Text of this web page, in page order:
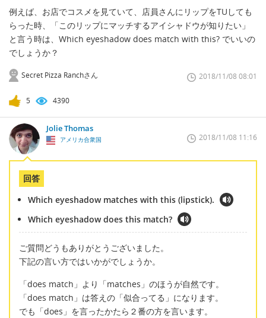
例えば、お店でコスメを見ていて、店員さんにリップをTUしても
らった時、「このリップにマッチするアイシャドウが知りたい」
と言う時は、Which eyeshadow does match with this? でいいの
でしょうか？
Secret Pizza Ranchさん 2018/11/08 08:01
5 4390
Jolie Thomas
アメリカ合衆国 2018/11/08 11:16
回答
Which eyeshadow matches with this (lipstick).
Which eyeshadow does this match?
ご質問どうもありがとうございました。
下記の言い方ではいかがでしょうか。
「does match」より「matches」のほうが自然です。
「does match」は答えの「似合ってる」になります。
でも「does」を言ったかたら２番の方を言います。